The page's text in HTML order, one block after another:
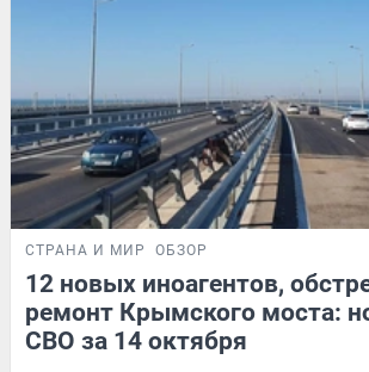
СТРАНА И МИР ОБЗОР
12 новых иноагентов,
ремонт Крымского моста:
СВО за 14 октября